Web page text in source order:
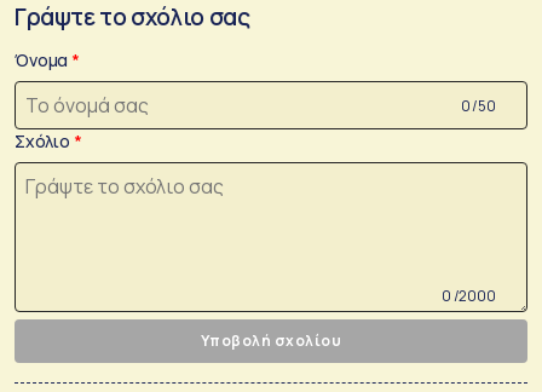
Γράψτε το σχόλιο σας
Όνομα
0 /50
Σχόλιο
0 /2000
Υποβολή σχολίου